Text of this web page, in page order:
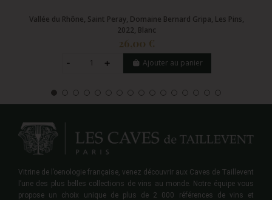
Vallée du Rhône, Saint Peray, Domaine Bernard Gripa, Les Pins,
2022, Blanc
26,00 €
Ajouter au panier
Vitrine de l’oenologie française, venez découvrir aux Caves de Taillevent
l’une des plus belles collections de vins au monde. Notre équipe vous
propose un choix unique de plus de 2 000 références de vins et